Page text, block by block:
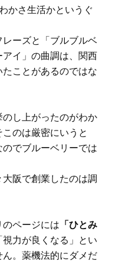
かさ生活かというぐ
レーズと「ブルブルベ
イ」の曲調は、関西
ことがあるのではな
し上がったのがわか
のは厳密にいうと
のでブルーベリーでは
阪で創業したのは調
ページには 「ひとみ
視力が良くなる」とい
。薬機法的にダメだ